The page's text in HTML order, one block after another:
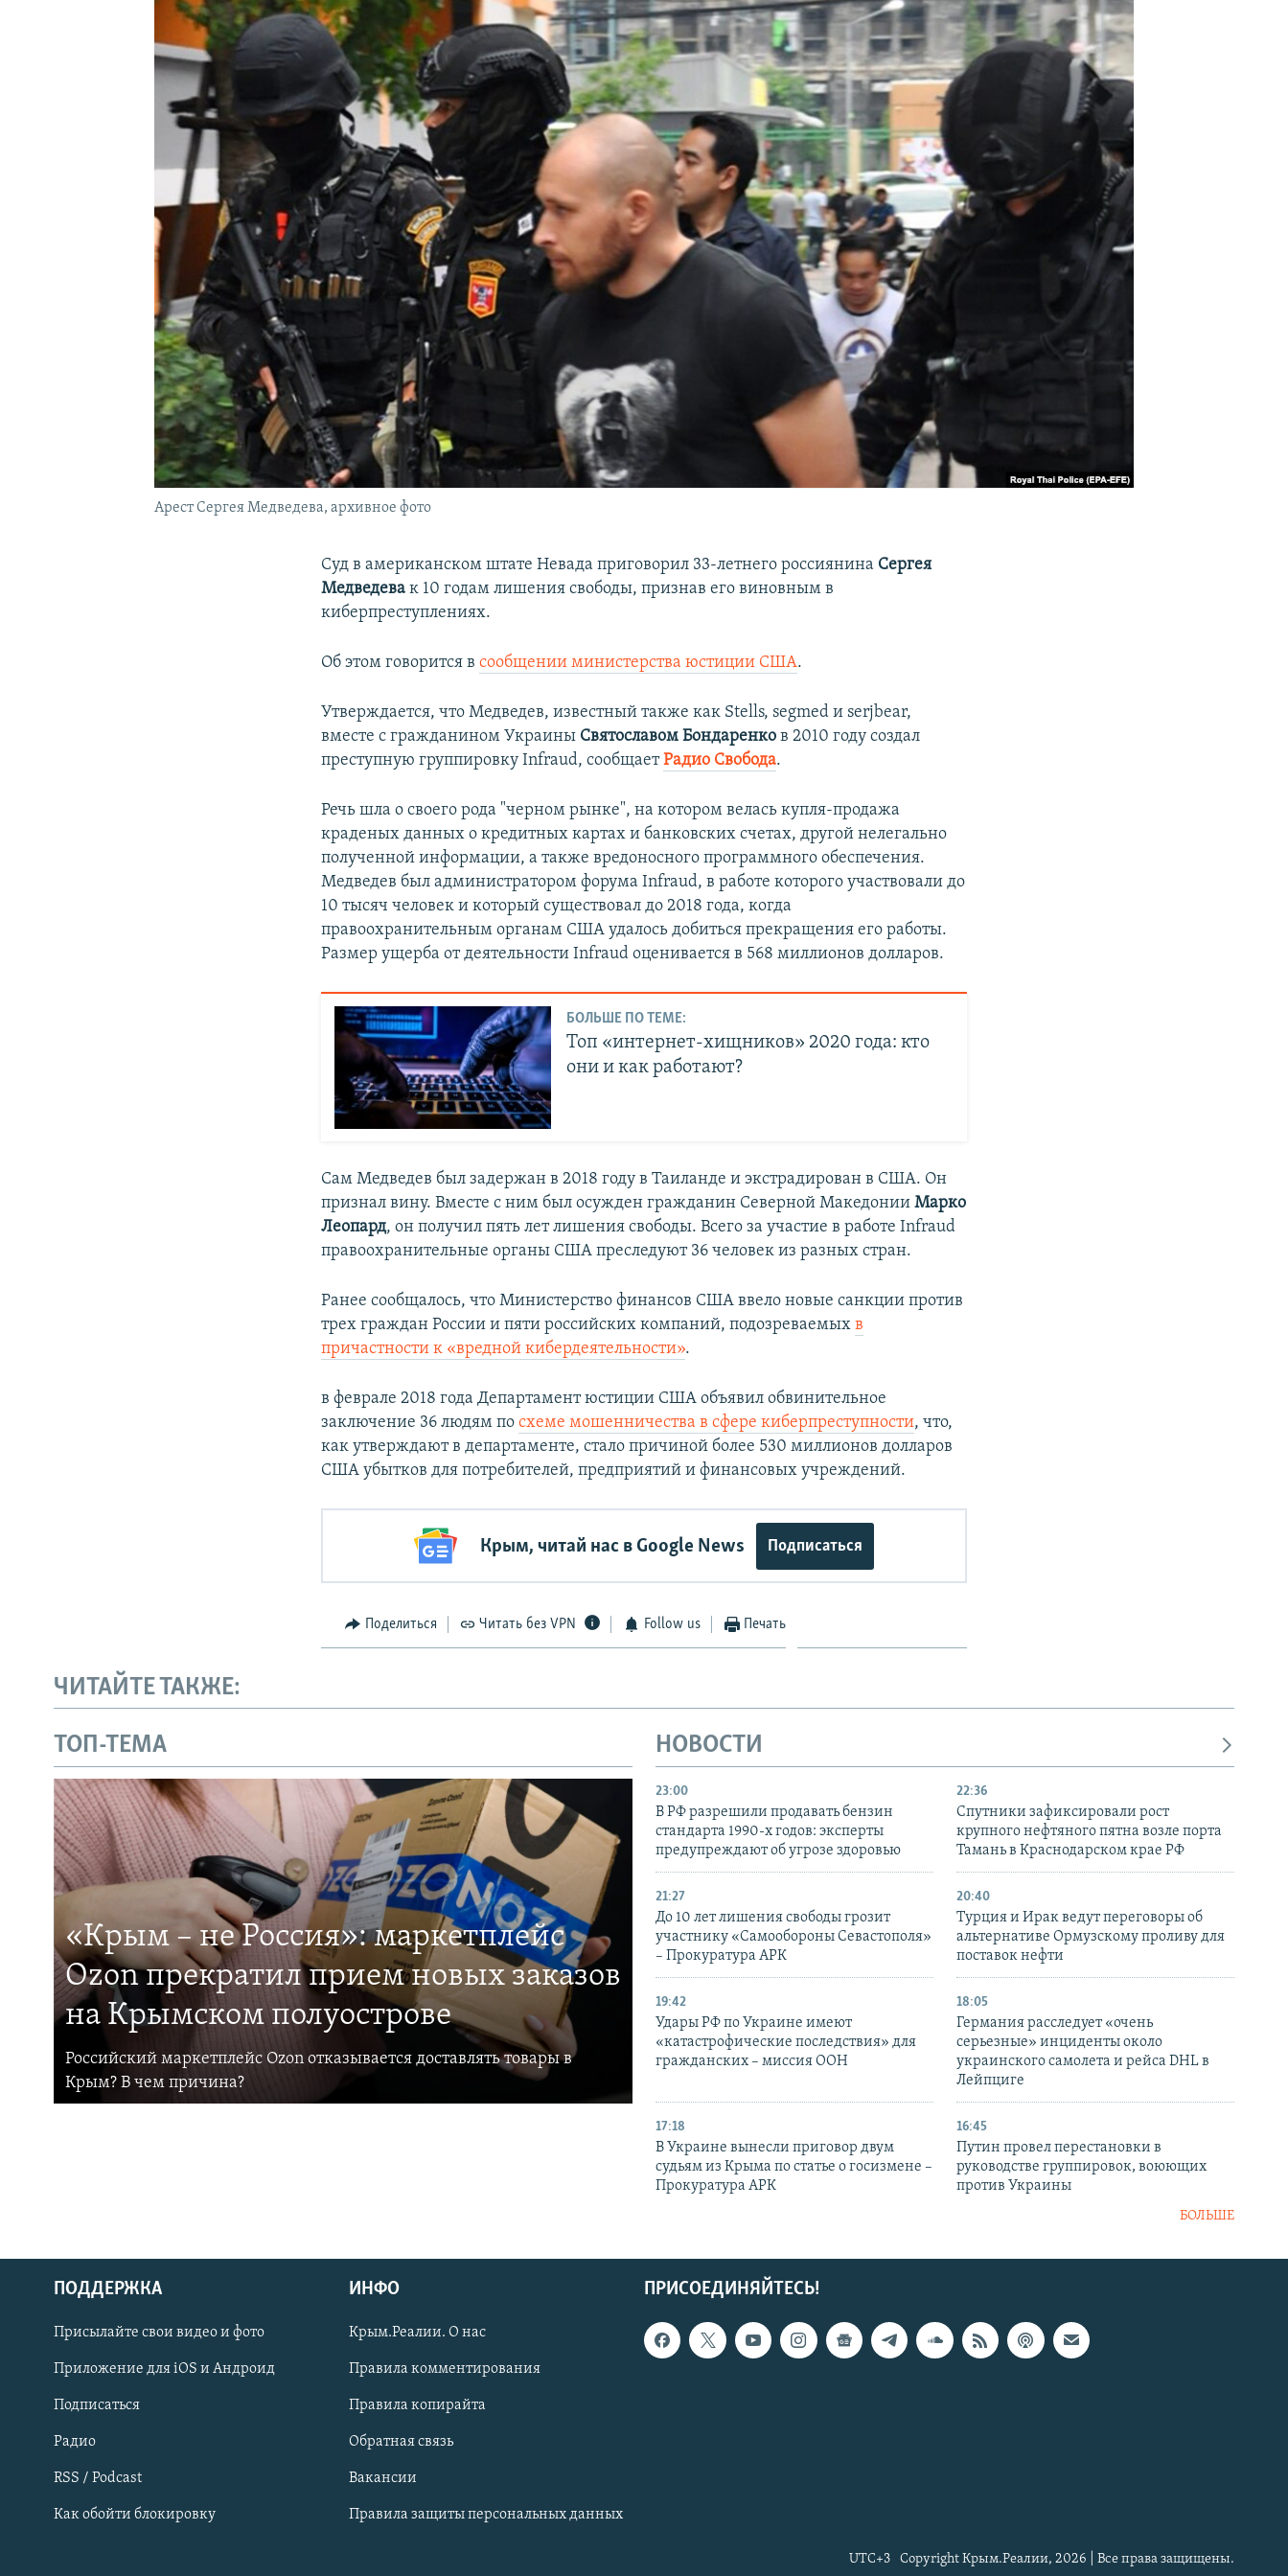
КРЫМ.НЕПОКОРЕННЫЙ
УКРАИНСКАЯ ПРОБЛЕМА КРЫМА
Українською
Qırımtatar
ПРИСОЕДИНЯЙТЕСЬ!
Арест Сергея Медведева, архивное фото
Суд в американском штате Невада приговорил 33-летнего россиянина Сергея
Медведева к 10 годам лишения свободы, признав его виновным в
киберпреступлениях.
Об этом говорится всообщении министерства юстиции США.
Утверждается, что Медведев, известный также как Stells, segmed и serjbear,
вместе с гражданином Украины Святославом Бондаренко в 2010 году создал
преступную группировку Infraud, сообщаетРадио Свобода.
Речь шла о своего рода "черном рынке", на котором велась купля-продажа
краденых данных о кредитных картах и банковских счетах, другой нелегально
полученной информации, а также вредоносного программного обеспечения.
Медведев был администратором форума Infraud, в работе которого участвовали до
10 тысяч человек и который существовал до 2018 года, когда
правоохранительным органам США удалось добиться прекращения его работы.
Размер ущерба от деятельности Infraud оценивается в 568 миллионов долларов.
БОЛЬШЕ ПО ТЕМЕ:
Топ «интернет-хищников» 2020 года: кто
они и как работают?
Сам Медведев был задержан в 2018 году в Таиланде и экстрадирован в США. Он
признал вину. Вместе с ним был осужден гражданин Северной МакедонииМарко
Леопард, он получил пять лет лишения свободы. Всего за участие в работе Infraud
правоохранительные органы США преследуют 36 человек из разных стран.
Ранее сообщалось, что Министерство финансов США ввело новые санкции против
трех граждан России и пяти российских компаний, подозреваемыхв
причастности к «вредной кибердеятельности».
в феврале 2018 года Департамент юстиции США объявил обвинительное
заключение 36 людям посхеме мошенничества в сфере киберпреступности, что,
как утверждают в департаменте, стало причиной более 530 миллионов долларов
США убытков для потребителей, предприятий и финансовых учреждений.
Крым, читай нас в Google News Подписаться
Поделиться Читать без VPN Follow us Печать
ЧИТАЙТЕ ТАКЖЕ:
ТОП-ТЕМА
«Крым – не Россия»: маркетплейс
Ozon прекратил прием новых заказов
на Крымском полуострове
Российский маркетплейс Ozon отказывается доставлять товары в
Крым? В чем причина?
НОВОСТИ
23:00
В РФ разрешили продавать бензин
стандарта 1990-х годов: эксперты
предупреждают об угрозе здоровью
22:36
Спутники зафиксировали рост
крупного нефтяного пятна возле порта
Тамань в Краснодарском крае РФ
21:27
До 10 лет лишения свободы грозит
участнику «Самообороны Севастополя»
– Прокуратура АРК
20:40
Турция и Ирак ведут переговоры об
альтернативе Ормузскому проливу для
поставок нефти
19:42
Удары РФ по Украине имеют
«катастрофические последствия» для
гражданских – миссия ООН
18:05
Германия расследует «очень
серьезные» инциденты около
украинского самолета и рейса DHL в
Лейпциге
17:18
В Украине вынесли приговор двум
судьям из Крыма по статье о госизмене –
Прокуратура АРК
16:45
Путин провел перестановки в
руководстве группировок, воюющих
против Украины
БОЛЬШЕ
ПРИСОЕДИНЯЙТЕСЬ!
ПОДДЕРЖКА
Присылайте свои видео и фото
Приложение для iOS и Андроид
Подписаться
Радио
RSS / Podcast
Как обойти блокировку
ИНФО
Крым.Реалии. О нас
Правила комментирования
Правила копирайта
Обратная связь
Вакансии
Правила защиты персональных данных
Copyright Крым.Реалии, 2026 | Все права защищены.
UTC+3